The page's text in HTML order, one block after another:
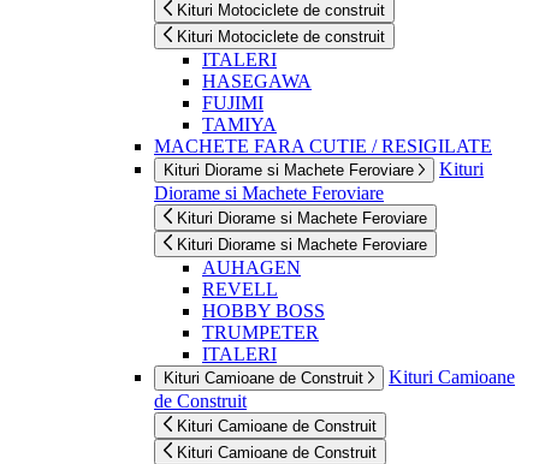
Kituri Motociclete de construit
Kituri Motociclete de construit
ITALERI
HASEGAWA
FUJIMI
TAMIYA
MACHETE FARA CUTIE / RESIGILATE
Kituri Diorame si Machete Feroviare
Kituri
Diorame si Machete Feroviare
Kituri Diorame si Machete Feroviare
Kituri Diorame si Machete Feroviare
AUHAGEN
REVELL
HOBBY BOSS
TRUMPETER
ITALERI
Kituri Camioane de Construit
Kituri Camioane
de Construit
Kituri Camioane de Construit
Kituri Camioane de Construit